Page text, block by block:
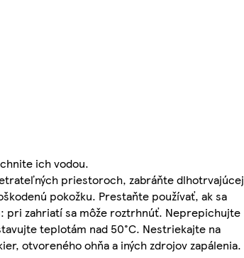
ich vodou.
priestoroch, zabráňte dlhotrvajúcej
pokožku. Prestaňte používať, ak sa
pri zahriatí sa môže roztrhnúť. Neprepichujte
teplotám nad 50°C. Nestriekajte na
otvoreného ohňa a iných zdrojov zapálenia.